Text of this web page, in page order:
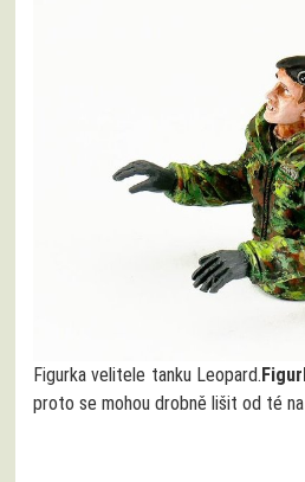
Figurka velitele tanku Leopard.
proto se mohou drobně lišit od té